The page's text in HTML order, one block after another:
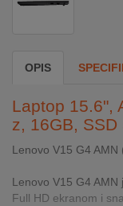
GAME
INTERNO
MOJ
NALOG
OPIS
Laptop 15.6",
z, 16GB, SSD
Lenovo V15 G4 AMN
Lenovo V15 G4
Full HD ekranom i